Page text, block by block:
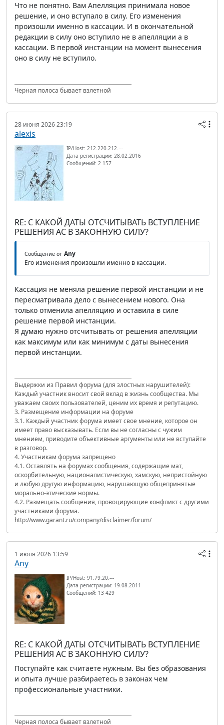
Что не понятно. Вам Апелляция принимала новое
решение, и оно вступало в силу. Его изменения
произошли именно в кассации. И в окончательной
редакции в силу оно вступило не в апелляции а в
кассации. В первой инстанции на момент вынесения
оно в силу не вступило.
Черная полоса бывает взлетной
28 июня 2026 23:19
alexis
IP/Host: 212.220.212.---
Дата регистрации: 28.02.2016
Сообщений: 2 157
RE: С КАКОЙ ДАТЫ ОТСЧИТЫВАТЬ ВСТУПЛЕНИЕ
РЕШЕНИЯ АС В ЗАКОННУЮ СИЛУ?
Сообщение от Any
Его изменения произошли именно в кассации.
Кассация не меняла решение первой инстанции и не
пересматривала дело с вынесением нового. Она
только отменила апелляцию и оставила в силе
решение первой инстанции.
Я думаю нужно отсчитывать от решения апелляции
как максимум или как минимум с даты вынесения
первой инстанции.
Выдержки из Правил форума (для злостных нарушителей):
Каждый участник вносит свой вклад в жизнь сообщества. Мы
уважаем своих пользователей, ценим их время и репутацию.
3. Размещение информации на форуме
3.1. Каждый участник форума имеет свое мнение, которое он
имеет право высказывать. Если вы не согласны с чужим
мнением, приводите объективные аргументы или не вступайте
в разговор.
4. Участникам форума запрещено
4.1. Оставлять на форумах сообщения, содержащие мат,
оскорбительную, националистическую, хамскую, непристойную
и любую другую информацию, нарушающую общепринятые
морально-этические нормы.
4.2. Размещать сообщения, провоцирующие конфликт с другими
участниками форума.
http://www.garant.ru/company/disclaimer/forum/
1 июля 2026 13:59
Any
IP/Host: 91.79.20.---
Дата регистрации: 19.08.2011
Сообщений: 13 429
RE: С КАКОЙ ДАТЫ ОТСЧИТЫВАТЬ ВСТУПЛЕНИЕ
РЕШЕНИЯ АС В ЗАКОННУЮ СИЛУ?
Поступайте как считаете нужным. Вы без образования
и опыта лучше разбираетесь в законах чем
профессиональные участники.
Черная полоса бывает взлетной